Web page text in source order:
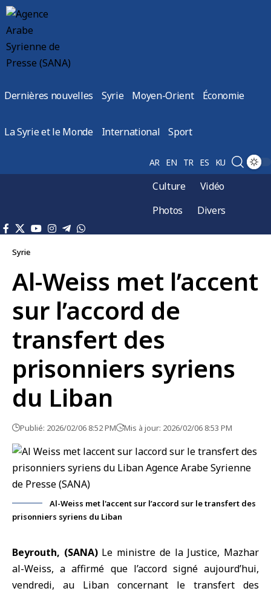
Dernières nouvelles Syrie Moyen-Orient Économie
La Syrie et le Monde International Sport
AR EN TR ES KU
Culture
Vidéo
Photos
Divers
Syrie
Al-Weiss met l’accent
sur l’accord de
transfert des
prisonniers syriens
du Liban
Publié: 2026/02/06 8:52 PM Mis à jour: 2026/02/06 8:53 PM
Al-Weiss met l'accent sur l’accord sur le transfert des
prisonniers syriens du Liban
Beyrouth, (SANA)Le ministre de la Justice, Mazhar
al-Weiss, a affirmé que l’accord signé aujourd’hui,
vendredi, au Liban concernant le transfert des